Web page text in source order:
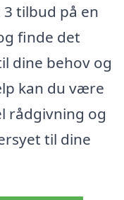
tilbud på en
finde det
dine behov og
kan du være
rådgivning og
til dine